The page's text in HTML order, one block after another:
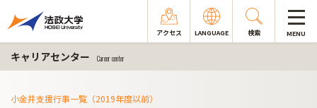
アクセス LANGUAGE 検索 MENU
キャリアセンター Career center
小金井支援行事一覧（2019年度以前）